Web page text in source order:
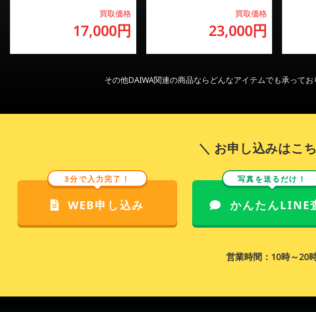
買取価格
17,000円
買取価格
23,000円
その他DAIWA関連の商品ならどんなアイテムでも承って
＼ お申し込みはこ
3分で入力完了！
WEB申し込み
写真を送るだけ！
かんたんLINE
営業時間：10時～20